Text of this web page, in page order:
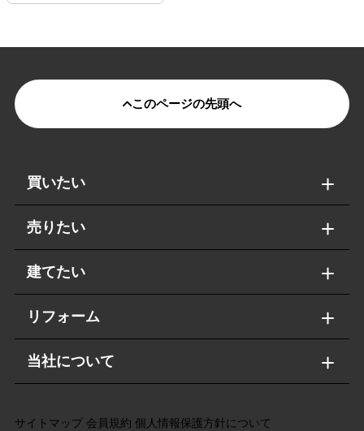
このページの先頭へ
買いたい
売りたい
建てたい
リフォーム
当社について
サイトマップ 会員規約 個人情報保護方針について